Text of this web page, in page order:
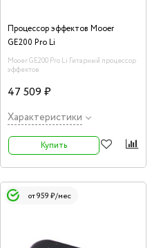
Процессор эффектов Mooer
GE200 Pro Li
Mooer GE200 Pro Li Гитарный процессор
эффектов
47 509 ₽
Характеристики
Купить
от 959 ₽/мес